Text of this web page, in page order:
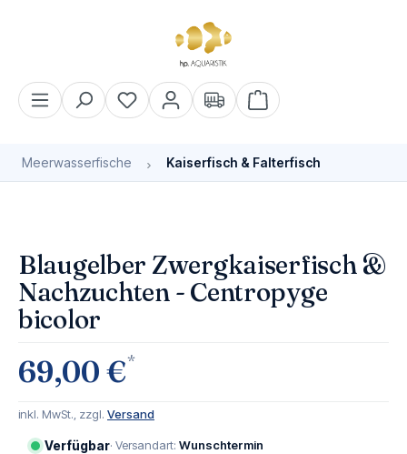
Warenkorb enthält 0
Meerwasserfische Kaiserfisch & Falterfisch
Blaugelber Zwergkaiserfisch &
Nachzuchten - Centropyge
bicolor
69,00 €*
inkl. MwSt., zzgl. Versand
Verfügbar· Versandart: Wunschtermin